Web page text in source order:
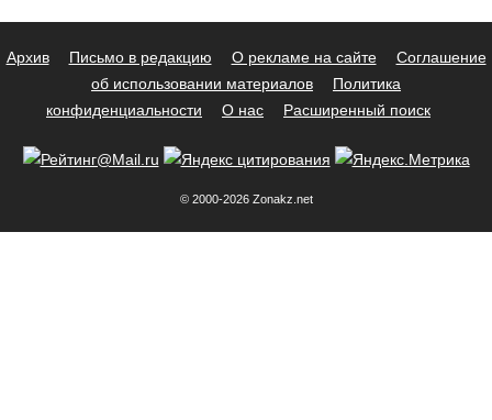
Архив Письмо в редакцию О рекламе на сайте
Соглашение
об использовании материалов
Политика
конфиденциальности
О нас Расширенный поиск
© 2000-2026 Zonakz.net